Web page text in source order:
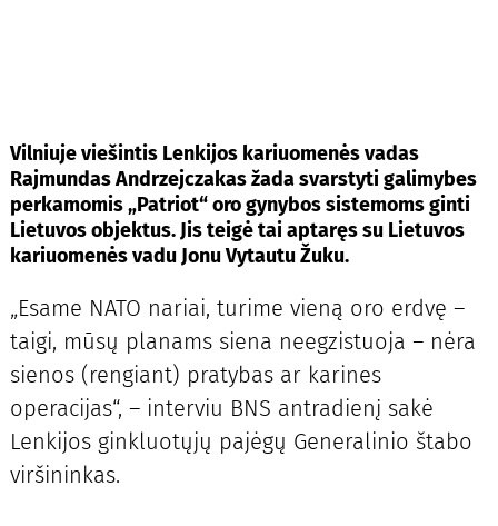
Vilniuje viešintis Lenkijos kariuomenės vadas
Rajmundas Andrzejczakas žada svarstyti galimybes
perkamomis „Patriot“ oro gynybos sistemoms ginti
Lietuvos objektus. Jis teigė tai aptaręs su Lietuvos
kariuomenės vadu Jonu Vytautu Žuku.
„Esame NATO nariai, turime vieną oro erdvę –
taigi, mūsų planams siena neegzistuoja – nėra
sienos (rengiant) pratybas ar karines
operacijas“, – interviu BNS antradienį sakė
Lenkijos ginkluotųjų pajėgų Generalinio štabo
viršininkas.